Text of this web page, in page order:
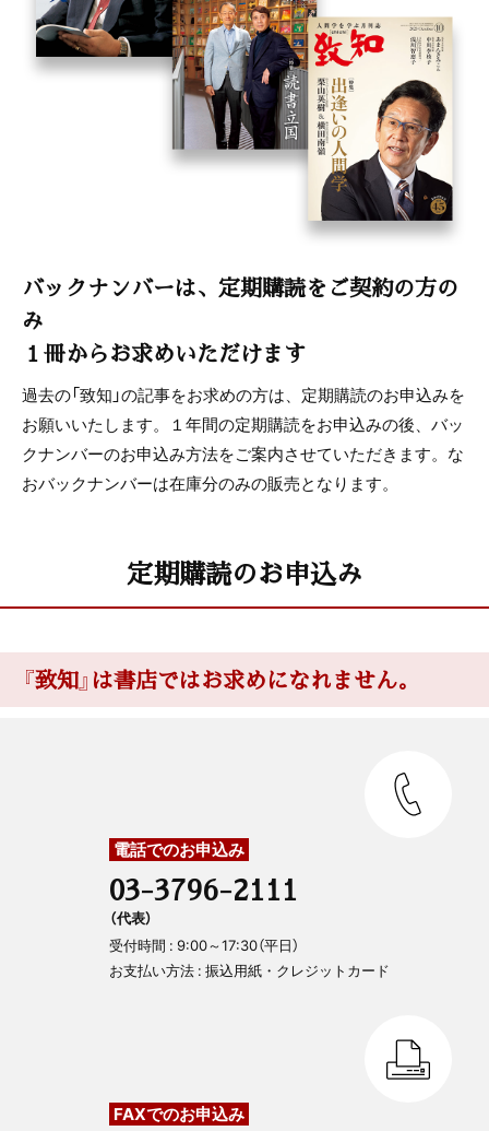
バックナンバーは、定期購読をご契約の方の
み
１冊からお求めいただけます
過去の「致知」の記事をお求めの方は、定期購読のお申込みを
お願いいたします。１年間の定期購読をお申込みの後、バッ
クナンバーのお申込み方法をご案内させていただきます。な
おバックナンバーは在庫分のみの販売となります。
定期購読のお申込み
『致知』は書店ではお求めになれません。
電話でのお申込み
03-3796-2111
（代表）
受付時間 : 9:00～17:30（平日）
お支払い方法 : 振込用紙・クレジットカード
FAXでのお申込み